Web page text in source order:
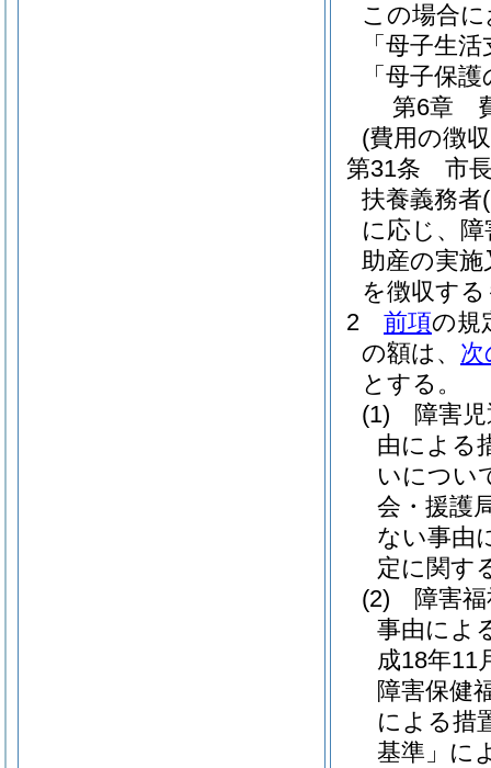
この場合
「母子生
「母子保
第6章
(費用の徴
第31条
市
扶養義務者
に応じ、
助産の実
を徴収す
2
前項の規
の額は、 次
とする。
(1)
障害
由による
いについ
会・援護
ない事由
定に関す
(2)
障害
事由によ
成18年11
障害保健
による措
基準」に